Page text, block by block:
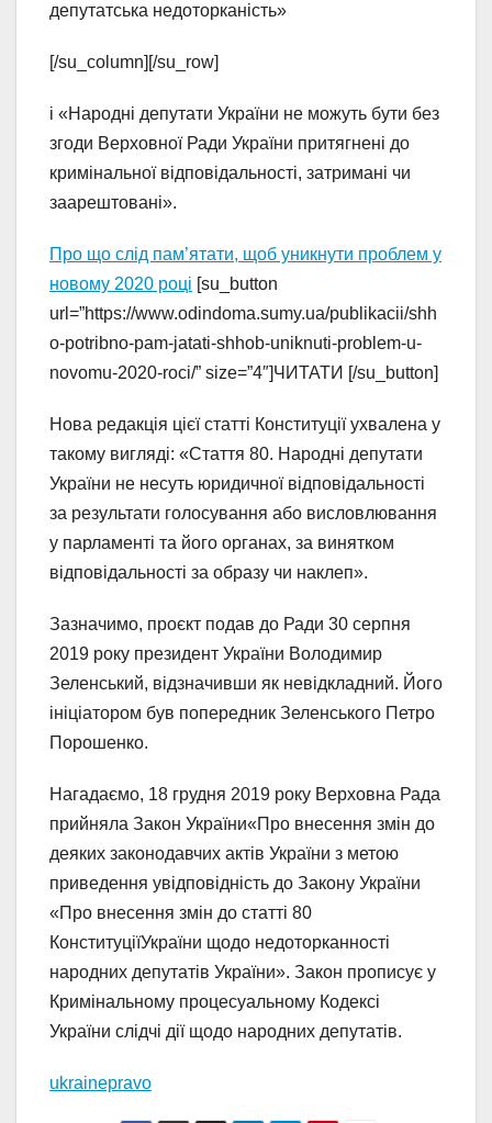
депутатська недоторканість»
[/su_column][/su_row]
і «Народні депутати України не можуть бути без
згоди Верховної Ради України притягнені до
кримінальної відповідальності, затримані чи
заарештовані».
Про що слід пам’ятати, щоб уникнути проблем у
новому 2020 році [su_button
url=”https://www.odindoma.sumy.ua/publikacii/shh
o-potribno-pam-jatati-shhob-uniknuti-problem-u-
novomu-2020-roci/” size=”4″]ЧИТАТИ [/su_button]
Нова редакція цієї статті Конституції ухвалена у
такому вигляді: «Стаття 80. Народні депутати
України не несуть юридичної відповідальності
за результати голосування або висловлювання
у парламенті та його органах, за винятком
відповідальності за образу чи наклеп».
Зазначимо, проєкт подав до Ради 30 серпня
2019 року президент України Володимир
Зеленський, відзначивши як невідкладний. Його
ініціатором був попередник Зеленського Петро
Порошенко.
Нагадаємо, 18 грудня 2019 року Верховна Рада
прийняла Закон України«Про внесення змін до
деяких законодавчих актів України з метою
приведення увідповідність до Закону України
«Про внесення змін до статті 80
КонституціїУкраїни щодо недоторканності
народних депутатів України». Закон прописує у
Кримінальному процесуальному Кодексі
України слідчі дії щодо народних депутатів.
ukrainepravo